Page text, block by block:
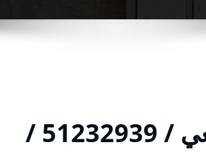
متخصص كهرباء سيارات الرقعي / 51232939‬ /